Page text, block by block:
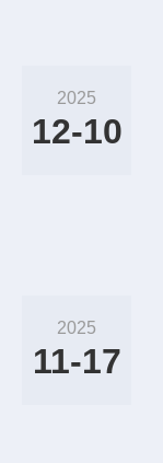
2025
12-10
2025
11-17